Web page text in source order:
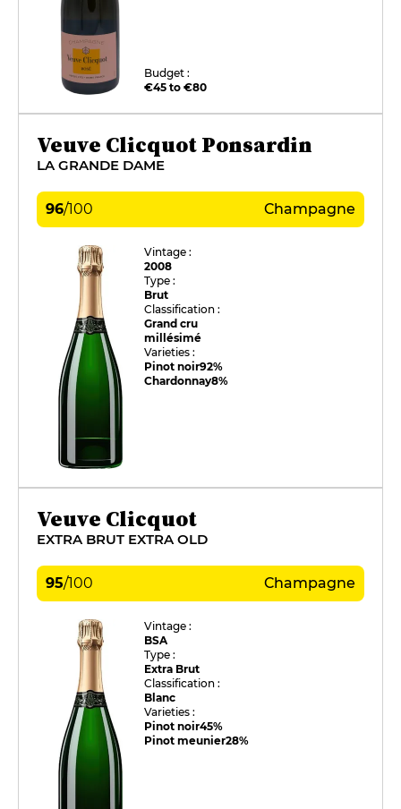
Budget :
€45 to €80
Veuve Clicquot Ponsardin
LA GRANDE DAME
96/100 Champagne
Vintage :
2008
Type :
Brut
Classification :
Grand cru
millésimé
Varieties :
Pinot noir92%
Chardonnay8%
Veuve Clicquot
EXTRA BRUT EXTRA OLD
95/100 Champagne
Vintage :
BSA
Type :
Extra Brut
Classification :
Blanc
Varieties :
Pinot noir45%
Pinot meunier28%